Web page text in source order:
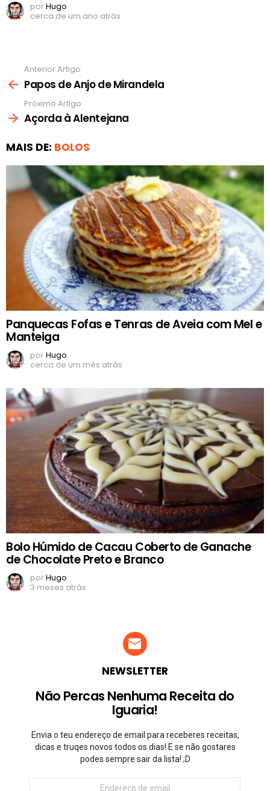
porHugo
cerca de um ano atrás
mais
Anterior Artigo
Papos de Anjo de Mirandela
Próximo Artigo
Açorda à Alentejana
MAIS DE: BOLOS
Panquecas Fofas e Tenras de Aveia com Mel e
Manteiga
porHugo
cerca de um mês atrás
Bolo Húmido de Cacau Coberto de Ganache
de Chocolate Preto e Branco
porHugo
3 meses atrás
NEWSLETTER
Não Percas Nenhuma Receita do
Iguaria!
Envia o teu endereço de email para receberes receitas,
dicas e truqes novos todos os dias! E se não gostares
podes sempre sair da lista! ;D
Endereço